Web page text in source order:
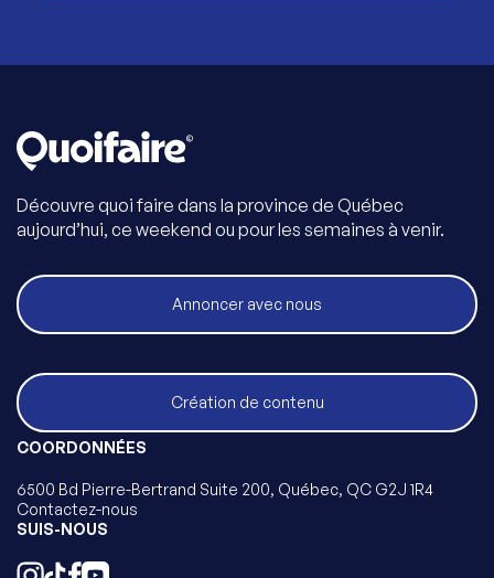
Découvre quoi faire dans la province de Québec
aujourd’hui, ce weekend ou pour les semaines à venir.
Annoncer avec nous
Création de contenu
COORDONNÉES
6500 Bd Pierre-Bertrand Suite 200, Québec, QC G2J 1R4
Contactez-nous
SUIS-NOUS